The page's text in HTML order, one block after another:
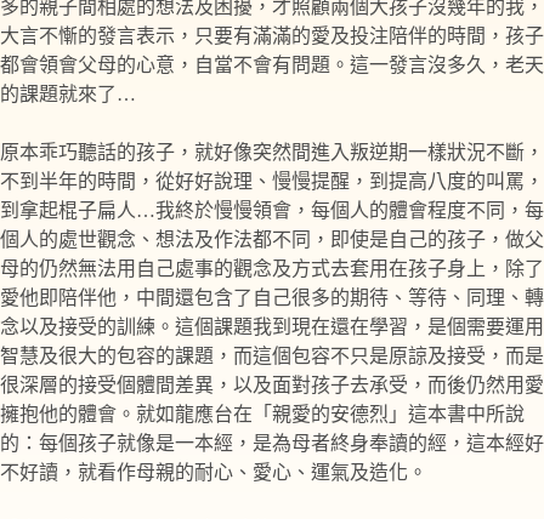
多的親子間相處的想法及困擾，才照顧兩個大孩子沒幾年的我，
大言不慚的發言表示，只要有滿滿的愛及投注陪伴的時間，孩子
都會領會父母的心意，自當不會有問題。這一發言沒多久，老天
的課題就來了…
原本乖巧聽話的孩子，就好像突然間進入叛逆期一樣狀況不斷，
不到半年的時間，從好好說理、慢慢提醒，到提高八度的叫罵，
到拿起棍子扁人…我終於慢慢領會，每個人的體會程度不同，每
個人的處世觀念、想法及作法都不同，即使是自己的孩子，做父
母的仍然無法用自己處事的觀念及方式去套用在孩子身上，除了
愛他即陪伴他，中間還包含了自己很多的期待、等待、同理、轉
念以及接受的訓練。這個課題我到現在還在學習，是個需要運用
智慧及很大的包容的課題，而這個包容不只是原諒及接受，而是
很深層的接受個體間差異，以及面對孩子去承受，而後仍然用愛
擁抱他的體會。就如龍應台在「親愛的安德烈」這本書中所說
的：每個孩子就像是一本經，是為母者終身奉讀的經，這本經好
不好讀，就看作母親的耐心、愛心、運氣及造化。